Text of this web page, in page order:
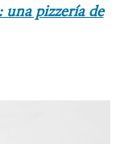
una pizzería de